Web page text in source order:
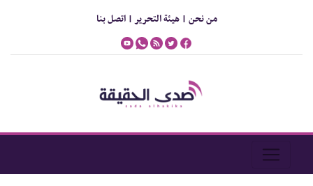
من نحن |هيئة التحرير |اتصل بنا